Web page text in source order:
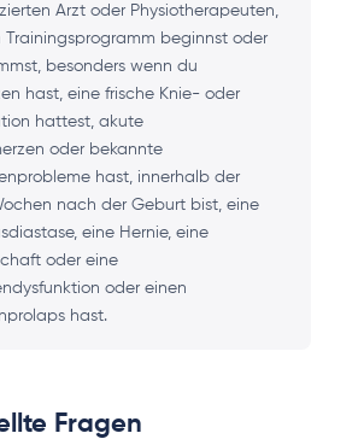
Arzt oder Physiotherapeuten,
Trainingsprogramm beginnst oder
besonders wenn du
hast, eine frische Knie- oder
hattest, akute
oder bekannte
hast, innerhalb der
nach der Geburt bist, eine
eine Hernie, eine
oder eine
oder einen
hast.
Fragen